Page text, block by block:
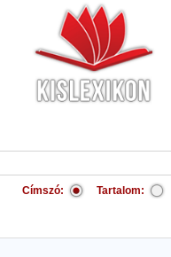
Címszó: Tartalom: